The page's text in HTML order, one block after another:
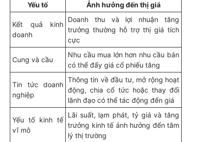
Yếu tố
Ảnh hưởng đến thị giá
Kết quả kinh
doanh
Doanh thu và lợi nhuận tăng
trưởng thường hỗ trợ thị giá tích
cực
Cung và cầu
Nhu cầu mua lớn hơn nhu cầu bán
có thể đẩy giá cổ phiếu tăng
Tin tức doanh
nghiệp
Thông tin về đầu tư, mở rộng hoạt
động, chia cổ tức hoặc thay đổi
lãnh đạo có thể tác động đến giá
Yếu tố kinh tế
vĩ mô
Lãi suất, lạm phát, tỷ giá và tăng
trưởng kinh tế ảnh hưởng đến tâm
lý thị trường